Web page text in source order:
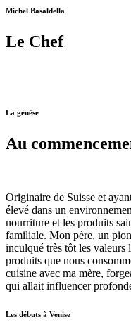
Michel Basaldella
Le Chef
La génèse
Au
Originaire de Suisse et
élevé dans un
nourriture et les produits
familiale. Mon père, un
inculqué très tôt les valeurs
produits que nous
cuisine avec ma mère,
qui allait influencer
Les débuts à Venise